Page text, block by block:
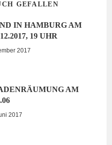
GEFALLEN
IN HAMBURG AM
19 UHR
2017
AM
2017